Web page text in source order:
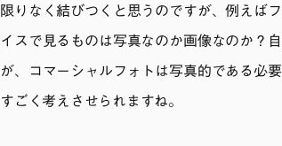
限りなく結びつくと思うのですが、例えば
イスで見るものは写真なのか画像なのか？
が、コマーシャルフォトは写真的である必
すごく考えさせられますね。